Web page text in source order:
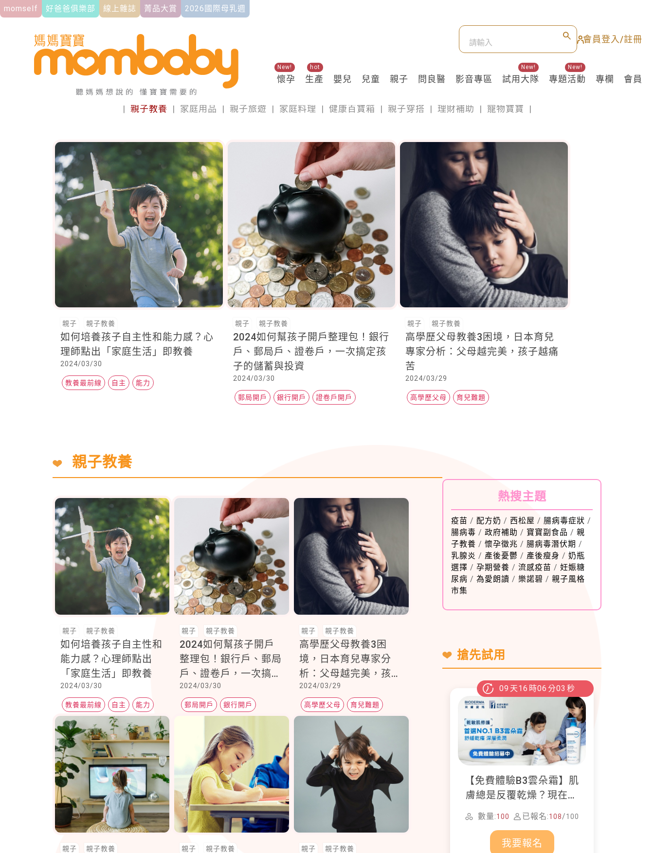
momself 好爸爸俱樂部 線上雜誌 菁品大賞 2026國際母乳週
會員登入/註冊
懷孕
New!
生產
hot
嬰兒 兒童 親子 問良醫 影音專區 試用大隊
New!
專題活動
New!
專欄 會員
親子
| 親子教養 | 家庭用品 | 親子旅遊 | 家庭料理 | 健康百寶箱 | 親子穿搭 | 理財補助 | 寵物寶寶 |
親子 親子教養
如何培養孩子自主性和能力感？心
理師點出「家庭生活」即教養
2024/03/30
教養最前線 自主 能力
親子 親子教養
2024如何幫孩子開戶整理包！銀行
戶、郵局戶、證卷戶，一次搞定孩
子的儲蓄與投資
2024/03/30
郵局開戶 銀行開戶 證卷戶開戶
親子 親子教養
高學歷父母教養3困境，日本育兒
專家分析：父母越完美，孩子越痛
苦
2024/03/29
高學歷父母 育兒難題
親子教養
親子 親子教養
如何培養孩子自主性和
能力感？心理師點出
「家庭生活」即教養
2024/03/30
教養最前線 自主 能力
親子 親子教養
2024如何幫孩子開戶
整理包！銀行戶、郵局
戶、證卷戶，一次搞定
孩子的儲蓄與投資
2024/03/30
郵局開戶 銀行開戶
親子 親子教養
高學歷父母教養3困
境，日本育兒專家分
析：父母越完美，孩子
越痛苦
2024/03/29
高學歷父母 育兒難題
親子 親子教養 親子 親子教養 親子 親子教養
熱搜主題
疫苗 / 配方奶 / 西松屋 / 腸病毒症狀 /
腸病毒 / 政府補助 / 寶寶副食品 / 親
子教養 / 懷孕徵兆 / 腸病毒潛伏期 /
乳腺炎 / 產後憂鬱 / 產後瘦身 / 奶瓶
選擇 / 孕期營養 / 流感疫苗 / 妊娠糖
尿病 / 為愛朗讀 / 樂諾碧 / 親子風格
市集
搶先試用
09 天16 時06 分01 秒
【免費體驗B3雲朵霜】肌
膚總是反覆乾燥？現在就
加入貝膚黛瑪修護體驗計
畫！
數量:100 已報名:108/100
我要報名